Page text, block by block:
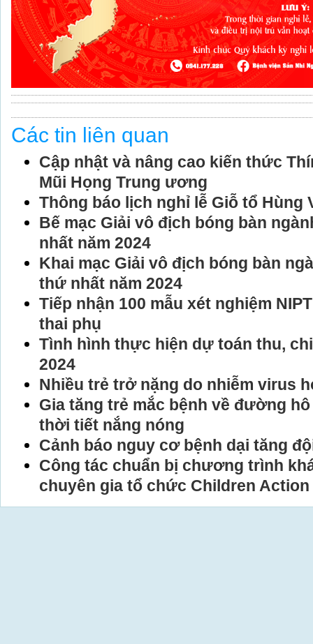
Các tin liên quan
Cập nhật và nâng cao kiến thức
Mũi Họng Trung ương
Thông báo lịch nghỉ lễ Giỗ tổ Hùng
Bế mạc Giải vô địch bóng bàn
nhất năm 2024
Khai mạc Giải vô địch bóng bàn
thứ nhất năm 2024
Tiếp nhận 100 mẫu xét nghiệm
thai phụ
Tình hình thực hiện dự toán thu,
2024
Nhiều trẻ trở nặng do nhiễm virus
Gia tăng trẻ mắc bệnh về đường
thời tiết nắng nóng
Cảnh báo nguy cơ bệnh dại tăng
Công tác chuẩn bị chương trình
chuyên gia tổ chức Children Action